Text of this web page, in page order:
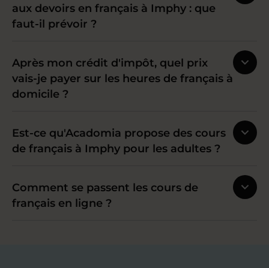
aux devoirs en français à Imphy : que
faut-il prévoir ?
Après mon crédit d'impôt, quel prix
vais-je payer sur les heures de français à
domicile ?
Est-ce qu'Acadomia propose des cours
de français à Imphy pour les adultes ?
Comment se passent les cours de
français en ligne ?